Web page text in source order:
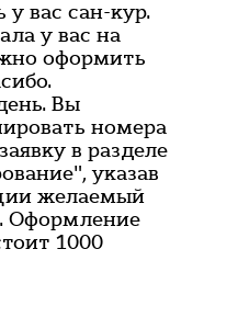
вас сан-кур.
у вас на
оформить
Вы
номера
в разделе
указав
желаемый
Оформление
1000